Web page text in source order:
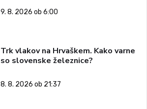
9. 8. 2026 ob 6:00
Trk vlakov na Hrvaškem. Kako varne
so slovenske železnice?
8. 8. 2026 ob 21:37